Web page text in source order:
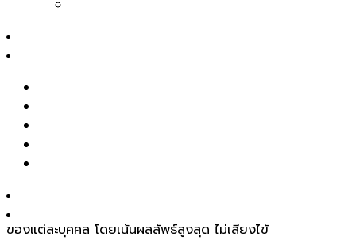
คุณหมอช้อปใช้เทคนิคการยิงเฉพาะตัว คือ
โดยคุณหมอจะยิงพิโคเลเซอร์เพื่อปรับความเรียบเนียนของผิวให้
ทั่วก่อน เป็นการกระตุ้นการสร้างคอลลาเจน เพิ่มความกระจ่างใส
จากนั้นจะ Scan หาปัญหาผิวเฉพาะของแต่ละบุคคล เช่น ฝ้า กระ
จุดด่างดำ หลุมสิว ฯลฯ แล้วปรับโหมดการยิงเพื่อเจาะจงแก้
ปัญหานั้น ๆ อีกรอบ และผสานเครื่องมืออื่น ๆ ที่เหมาะกับปัญหา
ของแต่ละบุคคล โดยเน้นผลลัพธ์สูงสุด ไม่เลี้ยงไข้